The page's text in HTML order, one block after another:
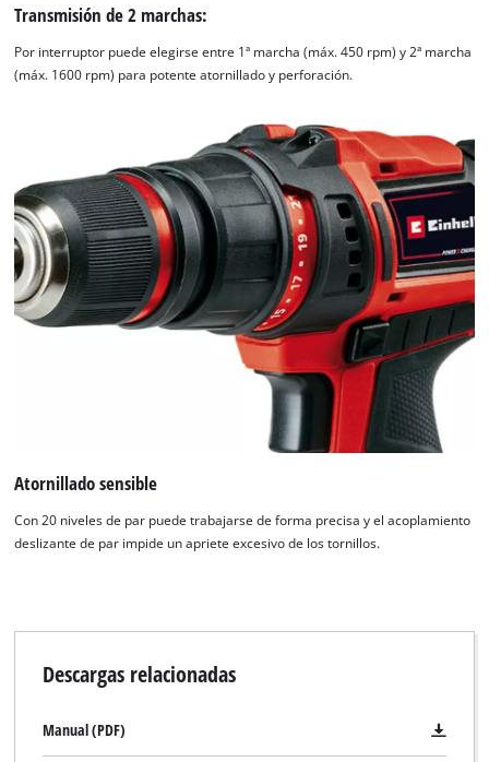
Transmisión de 2 marchas:
Por interruptor puede elegirse entre 1ª marcha (máx. 450 rpm) y 2ª marcha
(máx. 1600 rpm) para potente atornillado y perforación.
Atornillado sensible
Con 20 niveles de par puede trabajarse de forma precisa y el acoplamiento
deslizante de par impide un apriete excesivo de los tornillos.
Descargas relacionadas
Manual (PDF)